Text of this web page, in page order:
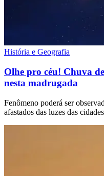
História e Geografia
Olhe pro céu! Chuva
nesta madrugada
Fenômeno poderá ser
afastados das luzes das